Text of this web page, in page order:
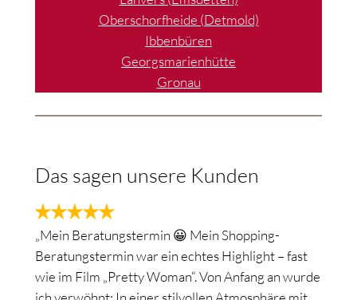
Oberschorfheide (Detmold)
Ibbenbüren
Georgsmarienhütte
Gronau
Das sagen unsere Kunden
„Mein Beratungstermin 😀 Mein Shopping-
Beratungstermin war ein echtes Highlight – fast
wie im Film „Pretty Woman“. Von Anfang an wurde